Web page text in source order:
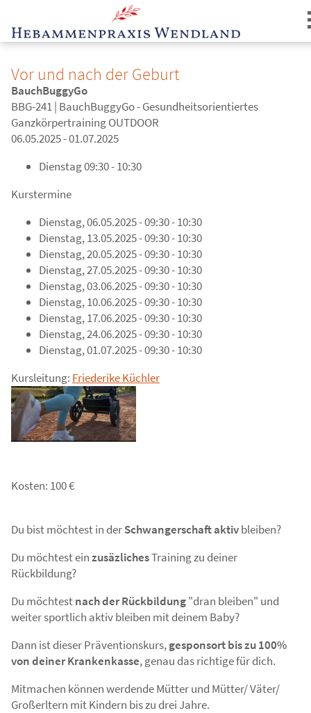
Vor und nach der Geburt
BauchBuggyGo
BBG-241 | BauchBuggyGo - Gesundheitsorientiertes
Ganzkörpertraining OUTDOOR
06.05.2025 - 01.07.2025
Dienstag09:30 - 10:30
Kurstermine
Dienstag, 06.05.2025 - 09:30 - 10:30
Dienstag, 13.05.2025 - 09:30 - 10:30
Dienstag, 20.05.2025 - 09:30 - 10:30
Dienstag, 27.05.2025 - 09:30 - 10:30
Dienstag, 03.06.2025 - 09:30 - 10:30
Dienstag, 10.06.2025 - 09:30 - 10:30
Dienstag, 17.06.2025 - 09:30 - 10:30
Dienstag, 24.06.2025 - 09:30 - 10:30
Dienstag, 01.07.2025 - 09:30 - 10:30
Kursleitung: Friederike Küchler
Kosten: 100 €
Du bist möchtest in derSchwangerschaft aktivbleiben?
Du möchtest einzusäzlichesTraining zu deiner
Rückbildung?
Du möchtestnach der Rückbildung"dran bleiben" und
weiter sportlich aktiv bleiben mit deinem Baby?
Dann ist dieser Präventionskurs,gesponsort bis zu 100%
von deiner Krankenkasse, genau das richtige für dich.
Mitmachen können werdende Mütter und Mütter/ Väter/
Großerltern mit Kindern bis zu drei Jahre.